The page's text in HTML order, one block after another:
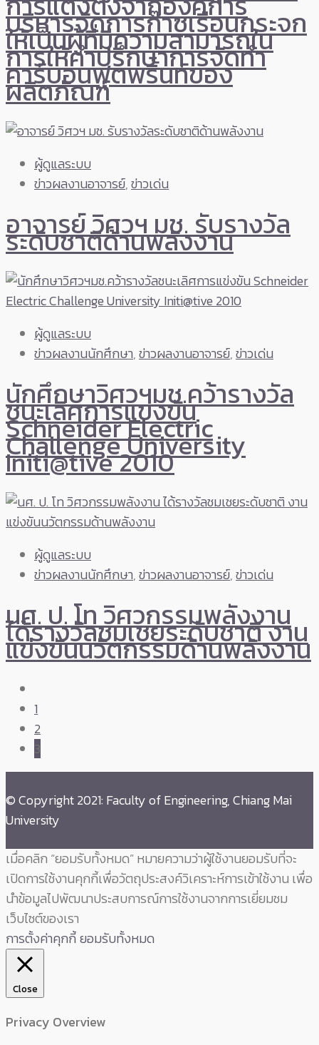
บริหารจัดการก๊าซเรือนกระจก
ให้เป็นผู้ที่มีความสามารถใน
การให้คำปรึกษาการจัดทำ
คาร์บอนฟุตพริ้นท์ของ
ผลิตภัณฑ์
ผู้ดูแลระบบ
ข่าวผลงานอาจารย์,ข่าวเด่น
อาจารย์ วิศวฯ มช. รับรางวัล
ระดับชาติด้านพลังงาน
ผู้ดูแลระบบ
ข่าวผลงานนักศึกษา,ข่าวผลงานอาจารย์,ข่าวเด่น
นักศึกษาวิศวฯมช.คว้ารางวัล
ชนะเลิศการแข่งขัน
Schneider Electric
Challenge University
Initi@tive 2010
ผู้ดูแลระบบ
ข่าวผลงานนักศึกษา,ข่าวผลงานอาจารย์,ข่าวเด่น
นศ. ป. โท วิศวกรรมพลังงาน
ได้รางวัลชมเชยระดับชาติ งาน
แข่งขันนวัตกรรมด้านพลังงาน
1
2
3
© Copyright 2021: Faculty of Engineering, Chiang Mai
University
เมื่อคลิก “ยอมรับทั้งหมด” หมายความว่าผู้ใช้งานยอมรับที่จะ
เปิดการใช้งานคุกกี้เพื่อวัตถุประสงค์วิเคราะห์การเข้าใช้งาน เพื่อ
นำข้อมูลไปพัฒนาประสบการณ์การใช้งานจากการเยี่ยมชม
เว็บไซต์ของเรา
การตั้งค่าคุกกี้ยอมรับทั้งหมด
Close
Privacy Overview